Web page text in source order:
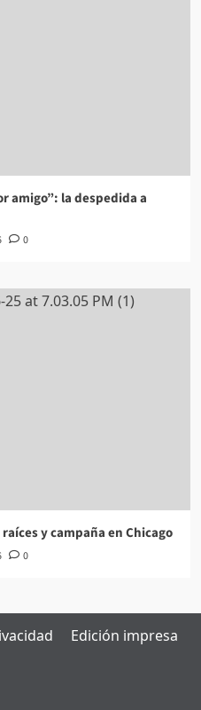
amigo”: la despedida a
0
y campaña en Chicago
0
Edición impresa